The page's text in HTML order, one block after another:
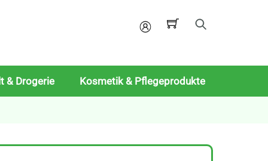
Mein
& Drogerie Kosmetik & Pflegeprodukte